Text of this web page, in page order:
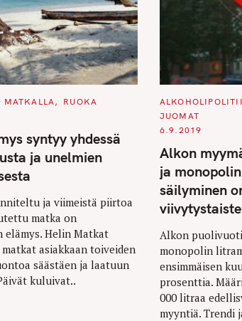
MATKALLA
RUOKA
syntyy yhdessä
ja unelmien
ja viimeistä piirtoa
matka on
elämys. Helin Matkat
asiakkaan toiveiden
säästäen ja laatuun
kuluivat..
C
T
E
O
R
I
E
JUOMAT
6.9.2019
Alkon
ja
säilyminen
Alkon
monopolin
ensimmäisen
prosenttia.
000 litraa
myyntiä. Trendi